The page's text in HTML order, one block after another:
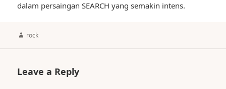
dalam persaingan SEARCH yang semakin intens.
Author
rock
Leave a Reply